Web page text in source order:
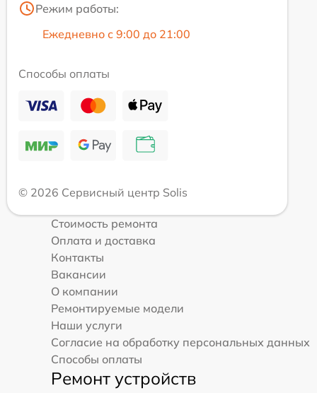
Режим работы:
Ежедневно с 9:00 до 21:00
Способы оплаты
© 2026 Сервисный центр Solis
Стоимость ремонта
Оплата и доставка
Контакты
Вакансии
О компании
Ремонтируемые модели
Наши услуги
Согласие на обработку персональных данных
Способы оплаты
Ремонт устройств